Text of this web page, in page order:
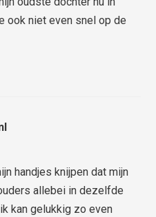
ook niet even snel op de
handjes knijpen dat mijn
allebei in dezelfde
kan gelukkig zo even